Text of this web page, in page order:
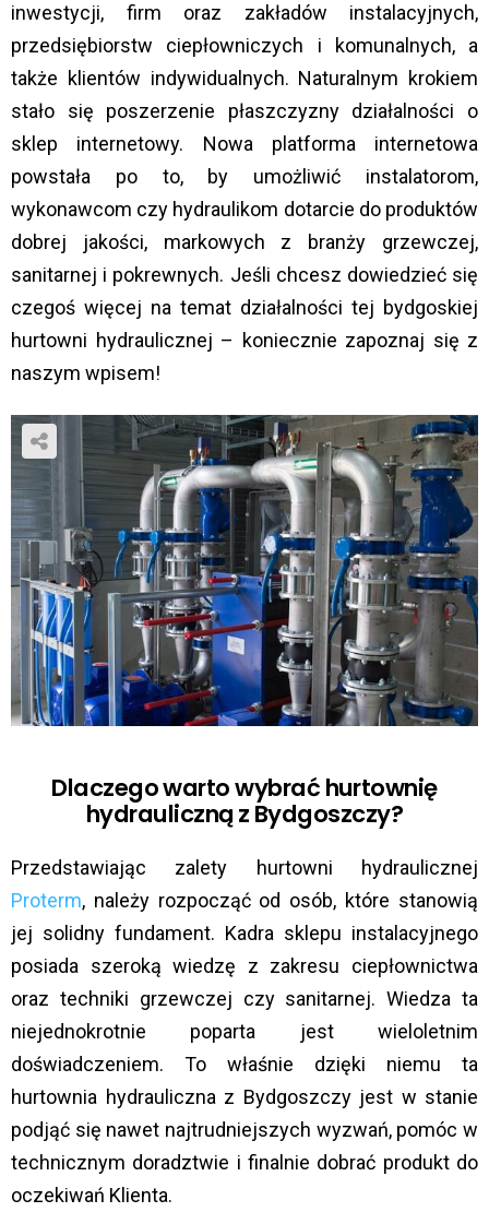
inwestycji, firm oraz zakładów instalacyjnych,
przedsiębiorstw ciepłowniczych i komunalnych, a
także klientów indywidualnych. Naturalnym krokiem
stało się poszerzenie płaszczyzny działalności o
sklep internetowy. Nowa platforma internetowa
powstała po to, by umożliwić instalatorom,
wykonawcom czy hydraulikom dotarcie do produktów
dobrej jakości, markowych z branży grzewczej,
sanitarnej i pokrewnych. Jeśli chcesz dowiedzieć się
czegoś więcej na temat działalności tej bydgoskiej
hurtowni hydraulicznej – koniecznie zapoznaj się z
naszym wpisem!
Dlaczego warto wybrać hurtownię
hydrauliczną z Bydgoszczy?
Przedstawiając zalety hurtowni hydraulicznej
Proterm, należy rozpocząć od osób, które stanowią
jej solidny fundament. Kadra sklepu instalacyjnego
posiada szeroką wiedzę z zakresu ciepłownictwa
oraz techniki grzewczej czy sanitarnej. Wiedza ta
niejednokrotnie poparta jest wieloletnim
doświadczeniem. To właśnie dzięki niemu ta
hurtownia hydrauliczna z Bydgoszczy jest w stanie
podjąć się nawet najtrudniejszych wyzwań, pomóc w
technicznym doradztwie i finalnie dobrać produkt do
oczekiwań Klienta.